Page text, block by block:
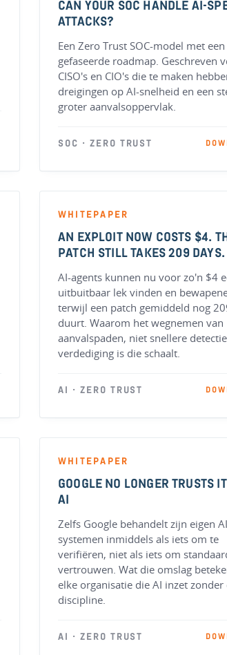
CAN YOUR SOC HANDLE AI-
ATTACKS?
Een Zero Trust SOC-model met een
gefaseerde roadmap. Geschreven
CISO's en CIO's die te maken
dreigingen op AI-snelheid en een
groter aanvalsoppervlak.
SOC · ZERO TRUST
WHITEPAPER
AN EXPLOIT NOW COSTS $4.
PATCH STILL TAKES 209 DAYS.
AI-agents kunnen nu voor zo'n $4
uitbuitbaar lek vinden en
terwijl een patch gemiddeld nog
duurt. Waarom het wegnemen van
aanvalspaden, niet snellere
verdediging is die schaalt.
AI · ZERO TRUST
WHITEPAPER
GOOGLE NO LONGER TRUSTS
AI
Zelfs Google behandelt zijn eigen
systemen inmiddels als iets om te
verifiëren, niet als iets om
vertrouwen. Wat die omslag
elke organisatie die AI inzet zonder
discipline.
AI · ZERO TRUST